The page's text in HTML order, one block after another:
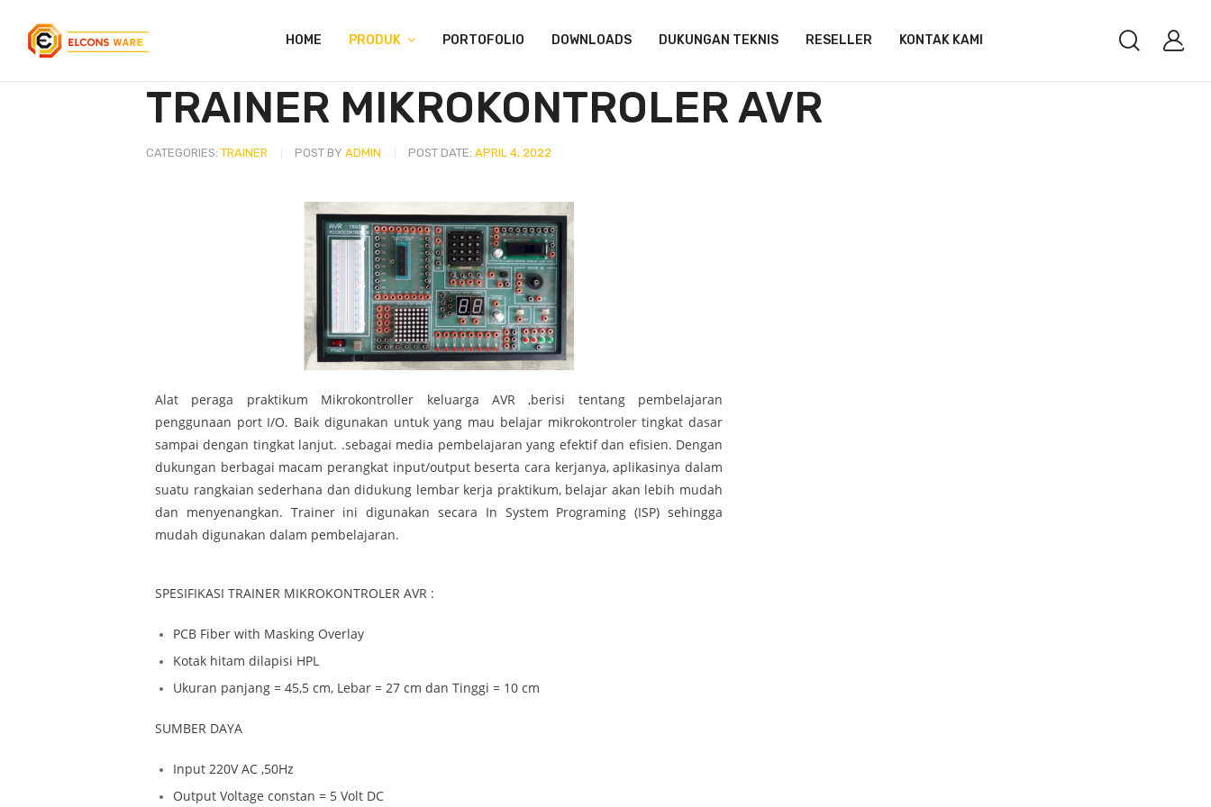
HOME PRODUK PORTOFOLIO DOWNLOADS DUKUNGAN TEKNIS RESELLER KONTAK KAMI
TRAINER MIKROKONTROLER AVR
CATEGORIES: TRAINER POST BY ADMIN POST DATE: APRIL 4, 2022
Alat peraga praktikum Mikrokontroller keluarga AVR ,berisi tentang pembelajaran
penggunaan port I/O. Baik digunakan untuk yang mau belajar mikrokontroler tingkat dasar
sampai dengan tingkat lanjut. .sebagai media pembelajaran yang efektif dan efisien. Dengan
dukungan berbagai macam perangkat input/output beserta cara kerjanya, aplikasinya dalam
suatu rangkaian sederhana dan didukung lembar kerja praktikum, belajar akan lebih mudah
dan menyenangkan. Trainer ini digunakan secara In System Programing (ISP) sehingga
mudah digunakan dalam pembelajaran.
SPESIFIKASI TRAINER MIKROKONTROLER AVR :
PCB Fiber with Masking Overlay
Kotak hitam dilapisi HPL
Ukuran panjang = 45,5 cm, Lebar = 27 cm dan Tinggi = 10 cm
SUMBER DAYA
Input 220V AC ,50Hz
Output Voltage constan = 5 Volt DC